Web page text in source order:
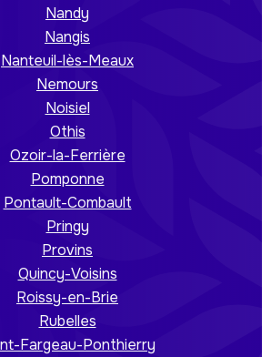
Nandy
Nangis
Nanteuil-lès-Meaux
Nemours
Noisiel
Othis
Ozoir-la-Ferrière
Pomponne
Pontault-Combault
Pringy
Provins
Quincy-Voisins
Roissy-en-Brie
Rubelles
Fargeau-Ponthierry